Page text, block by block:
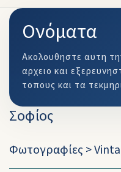
Ονόματα
Ακολουθηστε αυτη
αρχειο και
τοπους και τα
Σοφίος
Φωτογραφίες >